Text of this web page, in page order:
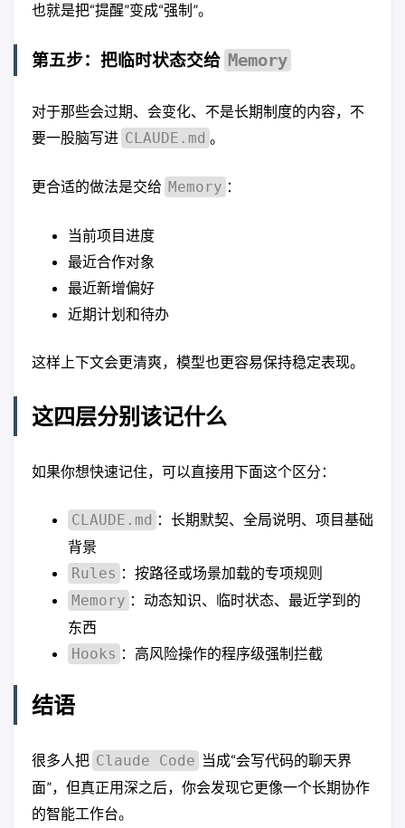
也就是把“提醒”变成“强制”。
第五步：把临时状态交给 Memory
对于那些会过期、会变化、不是长期制度的内容，不
要一股脑写进 CLAUDE.md 。
更合适的做法是交给 Memory ：
当前项目进度
最近合作对象
最近新增偏好
近期计划和待办
这样上下文会更清爽，模型也更容易保持稳定表现。
这四层分别该记什么
如果你想快速记住，可以直接用下面这个区分：
CLAUDE.md ：长期默契、全局说明、项目基础
背景
Rules ：按路径或场景加载的专项规则
Memory ：动态知识、临时状态、最近学到的
东西
Hooks ：高风险操作的程序级强制拦截
结语
很多人把 Claude Code 当成“会写代码的聊天界
面”，但真正用深之后，你会发现它更像一个长期协作
的智能工作台。